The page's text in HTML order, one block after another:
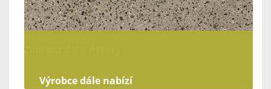
Výrobce dále nabízí